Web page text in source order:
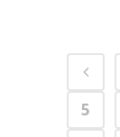
5